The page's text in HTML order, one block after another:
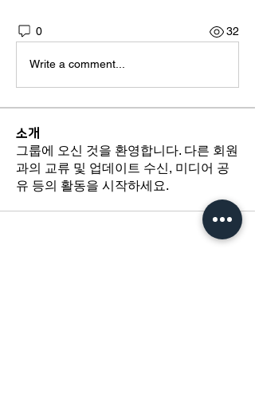
0 32
Write a comment...
소개
그룹에 오신 것을 환영합니다. 다른 회원
과의 교류 및 업데이트 수신, 미디어 공
유 등의 활동을 시작하세요.